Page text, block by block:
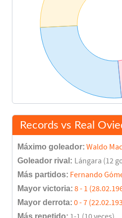
Records vs Real
Máximo goleador: Waldo
Goleador rival: Lángara (12
Más partidos: Fernando
Mayor victoria: 8 - 1
Mayor derrota: 0 - 7
Más repetido: